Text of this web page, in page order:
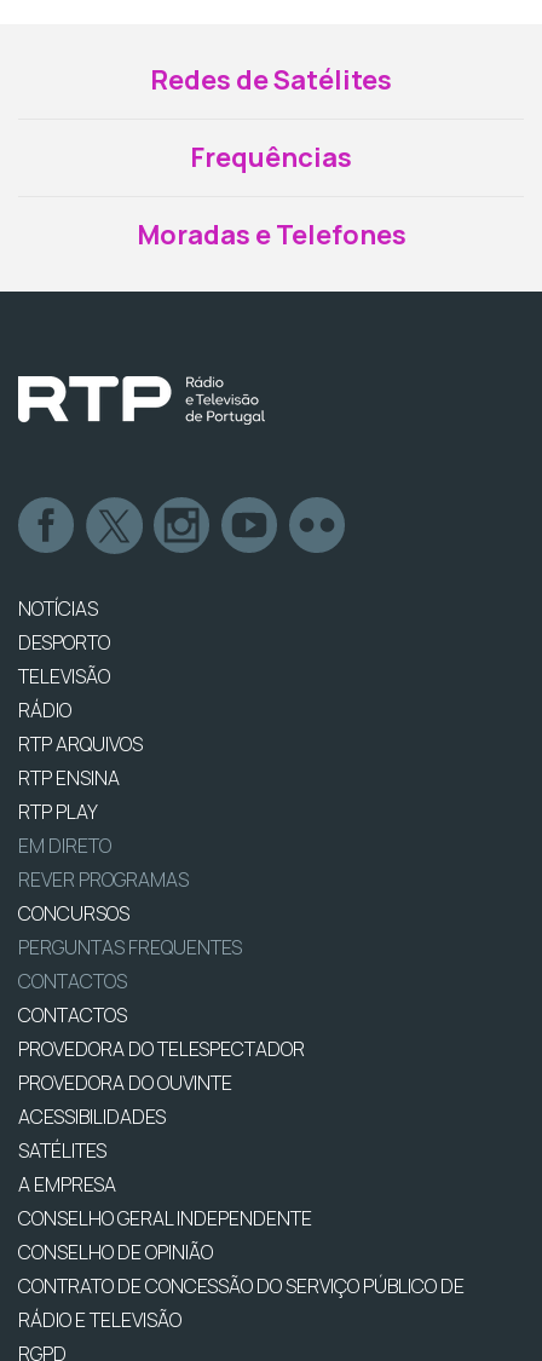
Redes de Satélites
Frequências
Moradas e Telefones
NOTÍCIAS
DESPORTO
TELEVISÃO
RÁDIO
RTP ARQUIVOS
RTP ENSINA
RTP PLAY
EM DIRETO
REVER PROGRAMAS
CONCURSOS
PERGUNTAS FREQUENTES
CONTACTOS
CONTACTOS
PROVEDORA DO TELESPECTADOR
PROVEDORA DO OUVINTE
ACESSIBILIDADES
SATÉLITES
A EMPRESA
CONSELHO GERAL INDEPENDENTE
CONSELHO DE OPINIÃO
CONTRATO DE CONCESSÃO DO SERVIÇO PÚBLICO DE
RÁDIO E TELEVISÃO
RGPD